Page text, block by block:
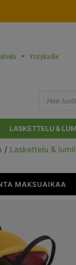
Yrityksille
LASKETTELU &
/ Laskettelu &
MAKSUAIKAA